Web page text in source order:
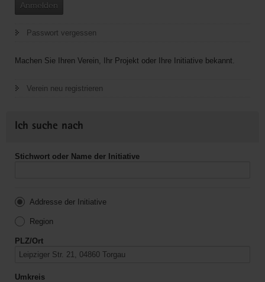
Anmelden
Passwort vergessen
Machen Sie Ihren Verein, Ihr Projekt oder Ihre Initiative bekannt.
Verein neu registrieren
Ich suche nach
Stichwort oder Name der Initiative
Addresse der Initiative
Region
PLZ/Ort
Umkreis